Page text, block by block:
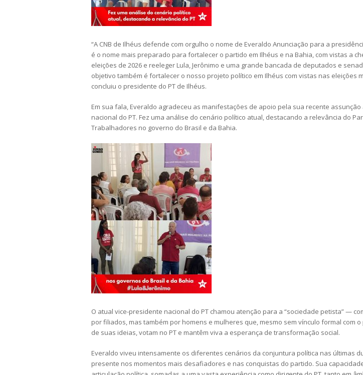
“A CNB de Ilhéus defende com orgulho o nome de Everaldo Anunciação para a
é o nome mais preparado para fortalecer o partido em Ilhéus e na Bahia, com vistas a
eleições de 2026 e reeleger Lula, Jerônimo e uma grande bancada de deputados e
objetivo também é fortalecer o nosso projeto político em Ilhéus com vistas nas eleições
concluiu o presidente do PT de Ilhéus.
Em sua fala, Everaldo agradeceu as manifestações de apoio pela sua recente
nacional do PT. Fez uma análise do cenário político atual, destacando a relevância do
Trabalhadores no governo do Brasil e da Bahia.
O atual vice-presidente nacional do PT chamou atenção para a “sociedade petista” —
por filiados, mas também por homens e mulheres que, mesmo sem vínculo formal com
de suas ideias, votam no PT e mantêm viva a esperança de transformação social.
Everaldo viveu intensamente os diferentes cenários da conjuntura política nas últimas
presente nos momentos mais desafiadores e nas conquistas do partido. Sua